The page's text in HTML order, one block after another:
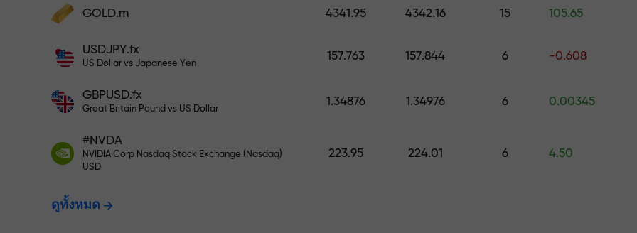
เท่า X1000 ไม่ใช่การพิมพ์ผิด ยิ่งฝากมาก ตัว
คูณยิ่งสูง
เทรดแบบไร้ความเสี่ยง — เรารับ
ประกันกำไรของคุณ
โบนัสสูงสุด X1000 — ตัวคูณที่ใ
ที่สุดในตลาด
GOLD.m 4341.95 4342.16 15 105.65
USDJPY.fx
US Dollar vs Japanese Yen
157.763 157.844 6 -0.608
GBPUSD.fx
Great Britain Pound vs US Dollar
1.34876 1.34976 6 0.00345
#NVDA
NVIDIA Corp Nasdaq Stock Exchange (Nasdaq)
USD
223.95 224.01 6 4.50
ดูทั้งหมด